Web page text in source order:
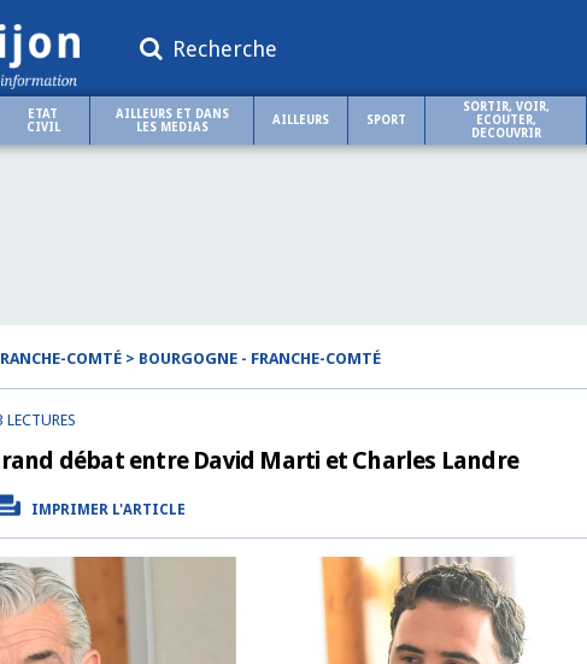
Recherche
ETAT
CIVIL
AILLEURS ET DANS
LES MEDIAS
AILLEURS SPORT
SORTIR, VOIR,
ECOUTER,
DECOUVRIR
COMTÉ > BOURGOGNE - FRANCHE-COMTÉ
LECTURES
Grand débat entre David Marti et Charles Landre
IMPRIMER L'ARTICLE